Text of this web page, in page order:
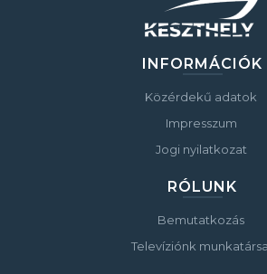
INFORMÁCIÓK
Közérdekű adatok
Impresszum
Jogi nyilatkozat
RÓLUNK
Bemutatkozás
Televíziónk